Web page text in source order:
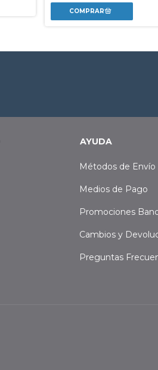
AYUDA
Métodos de Envío
Medios de Pago
Promociones
Cambios y
Preguntas